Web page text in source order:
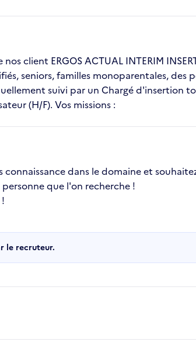
client ERGOS ACTUAL INTERIM
seniors, familles monoparentales, des
suivi par un Chargé d'insertion
(H/F). Vos missions :
dans le domaine et
que l'on recherche !
le recruteur.